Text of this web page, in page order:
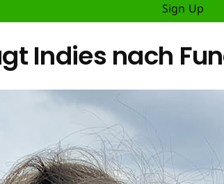
Sign Up
Indies nach